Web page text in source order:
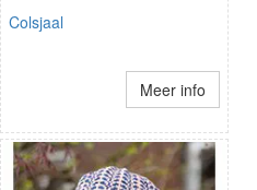
Colsjaal
Meer info